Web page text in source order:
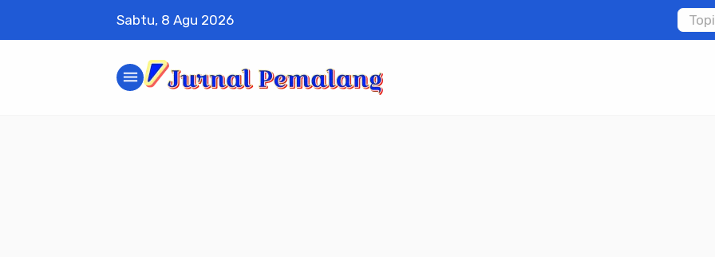
Sabtu, 8 Agu 2026
menu